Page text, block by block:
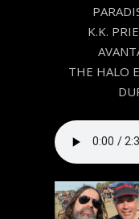
K.K.
THE HALO